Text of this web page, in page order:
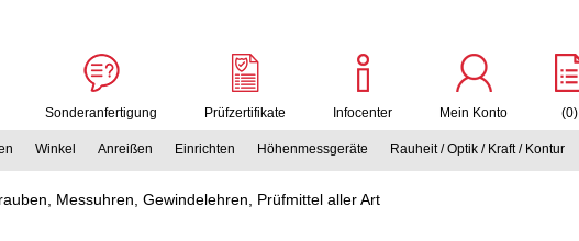
Sonderanfertigung Prüfzertifikate Infocenter Mein Konto (0)
Winkel Anreißen Einrichten Höhenmessgeräte Rauheit / Optik / Kraft / Kontur
Messuhren, Gewindelehren, Prüfmittel aller Art